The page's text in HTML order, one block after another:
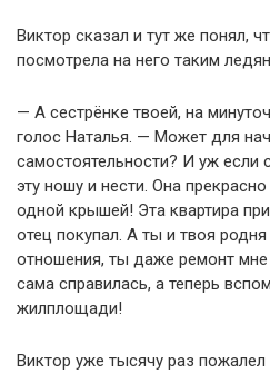
Виктор сказал и тут же понял,
посмотрела на него таким
— А сестрёнке твоей, на
голос Наталья. — Может для
самостоятельности? И уж если
эту ношу и нести. Она
одной крышей! Эта квартира
отец покупал. А ты и твоя
отношения, ты даже ремонт
сама справилась, а теперь
жилплощади!
Виктор уже тысячу раз